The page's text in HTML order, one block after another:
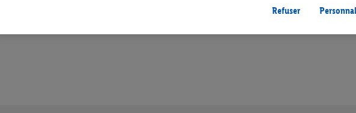
vous avez montré de l’intérêt (par exemple en plaçant le produit dans un panier d’un webshop
l’achat) peuvent également être affichées sur plusieurs apppareils et plusieurs services de Lidl si
plusieurs services de Lidl peuvent vous être attribués en utilisant votre adresse e-mail hachée et,
Refuser